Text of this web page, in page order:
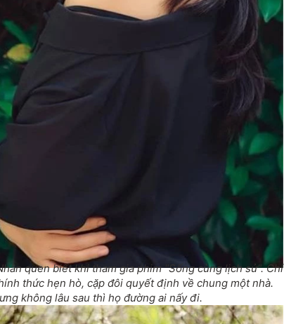
quen biết khi tham gia phim "Sống cùng lịch sử". Chỉ
thức hẹn hò, cặp đôi quyết định về chung một nhà.
không lâu sau thì họ đường ai nấy đi.